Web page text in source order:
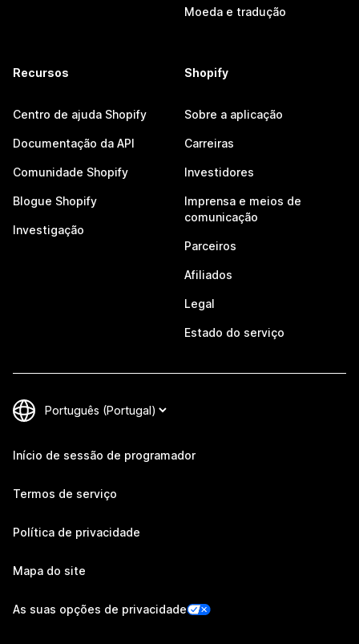
Moeda e tradução
Recursos
Centro de ajuda Shopify
Documentação da API
Comunidade Shopify
Blogue Shopify
Investigação
Shopify
Sobre a aplicação
Carreiras
Investidores
Imprensa e meios de
comunicação
Parceiros
Afiliados
Legal
Estado do serviço
Início de sessão de programador
Termos de serviço
Política de privacidade
Mapa do site
As suas opções de privacidade